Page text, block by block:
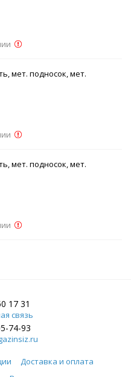
мет. подносок, мет.
мет. подносок, мет.
17 31
связь
74-93
Доставка и оплата